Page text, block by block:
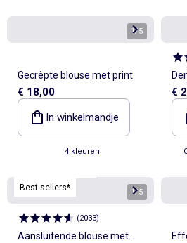
1/5
Gecrêpte blouse met print
€ 18,00
In winkelmandje
4 kleuren
€
Best sellers*
1/5
(2033)
Aansluitende blouse met